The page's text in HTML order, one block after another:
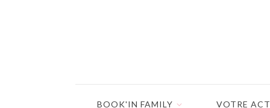
BOOK'IN FAMILY VOTRE